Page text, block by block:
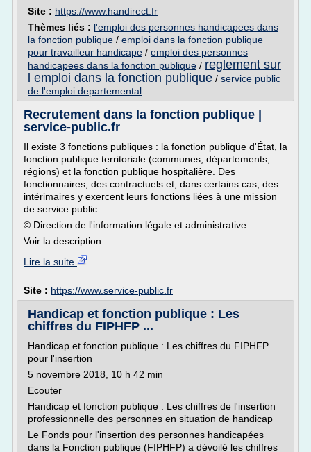
Site : https://www.handirect.fr
Thèmes liés : l'emploi des personnes handicapees dans
la fonction publique / emploi dans la fonction publique
pour travailleur handicape / emploi des personnes
handicapees dans la fonction publique / reglement sur
l emploi dans la fonction publique / service public
de l'emploi departemental
Recrutement dans la fonction publique |
service-public.fr
Il existe 3 fonctions publiques : la fonction publique d'État, la
fonction publique territoriale (communes, départements,
régions) et la fonction publique hospitalière. Des
fonctionnaires, des contractuels et, dans certains cas, des
intérimaires y exercent leurs fonctions liées à une mission
de service public.
© Direction de l'information légale et administrative
Voir la description...
Lire la suite
Site : https://www.service-public.fr
Handicap et fonction publique : Les
chiffres du FIPHFP ...
Handicap et fonction publique : Les chiffres du FIPHFP
pour l'insertion
5 novembre 2018, 10 h 42 min
Ecouter
Handicap et fonction publique : Les chiffres de l'insertion
professionnelle des personnes en situation de handicap
Le Fonds pour l'insertion des personnes handicapées
dans la Fonction publique (FIPHFP) a dévoilé les chiffres